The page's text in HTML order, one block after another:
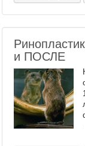
и ПОСЛЕ